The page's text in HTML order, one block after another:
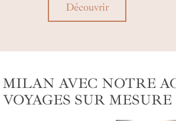
Découvrir
AVEC NOTRE
VOYAGES SUR MESURE